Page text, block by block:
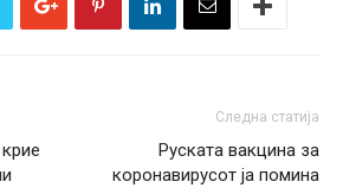
Следна статија
Руската вакцина за
коронавирусот ја помина